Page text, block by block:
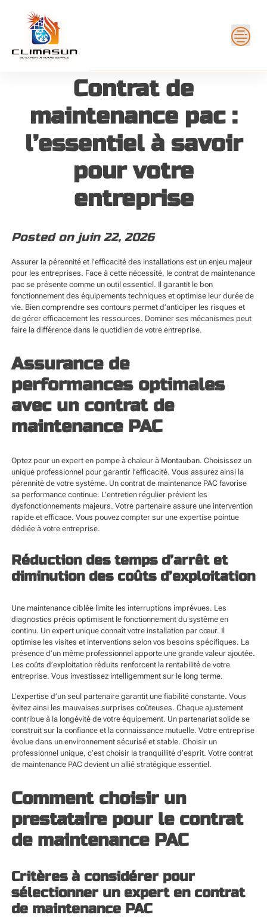
Contrat de
maintenance pac :
l’essentiel à savoir
pour votre
entreprise
Posted on juin 22, 2026
Assurer la pérennité et l’efficacité des installations est un enjeu majeur
pour les entreprises. Face à cette nécessité, le contrat de maintenance
pac se présente comme un outil essentiel. Il garantit le bon
fonctionnement des équipements techniques et optimise leur durée de
vie. Bien comprendre ses contours permet d’anticiper les risques et
de gérer efficacement les ressources. Dominer ses mécanismes peut
faire la différence dans le quotidien de votre entreprise.
Assurance de
performances optimales
avec un contrat de
maintenance PAC
Optez pour un expert en pompe à chaleur à Montauban. Choisissez un
unique professionnel pour garantir l’efficacité. Vous assurez ainsi la
pérennité de votre système. Un contrat de maintenance PAC favorise
sa performance continue. L’entretien régulier prévient les
dysfonctionnements majeurs. Votre partenaire assure une intervention
rapide et efficace. Vous pouvez compter sur une expertise pointue
dédiée à votre entreprise.
Réduction des temps d’arrêt et
diminution des coûts d’exploitation
Une maintenance ciblée limite les interruptions imprévues. Les
diagnostics précis optimisent le fonctionnement du système en
continu. Un expert unique connaît votre installation par cœur. Il
optimise les visites et interventions selon vos besoins spécifiques. La
présence d’un même professionnel apporte une grande valeur ajoutée.
Les coûts d’exploitation réduits renforcent la rentabilité de votre
entreprise. Vous investissez intelligemment sur le long terme.
L’expertise d’un seul partenaire garantit une fiabilité constante. Vous
évitez ainsi les mauvaises surprises coûteuses. Chaque ajustement
contribue à la longévité de votre équipement. Un partenariat solide se
construit sur la confiance et la connaissance mutuelle. Votre entreprise
évolue dans un environnement sécurisé et stable. Choisir un
professionnel unique, c’est choisir la tranquillité d’esprit. Votre contrat
de maintenance PAC devient un allié stratégique essentiel.
Comment choisir un
prestataire pour le contrat
de maintenance PAC
Critères à considérer pour
sélectionner un expert en contrat
de maintenance PAC